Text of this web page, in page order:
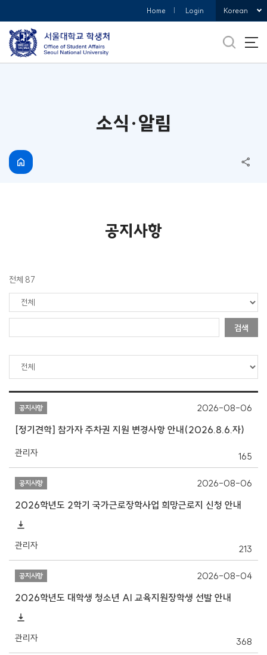
메뉴
Home Login Korean
소식·알림
공지사항
전체 87
검색
공지사항
[정기견학] 참가자 주차권 지원 변경사항 안내(2026.8.6.자)
관리자 165
2026-08-06
공지사항
2026학년도 2학기 국가근로장학사업 희망근로지 신청 안내
관리자 213
2026-08-06
공지사항
2026학년도 대학생 청소년 AI 교육지원장학생 선발 안내
관리자 368
2026-08-04